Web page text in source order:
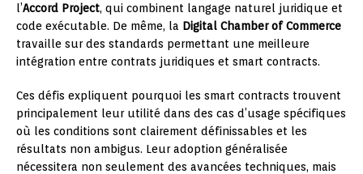
l’Accord Project, qui combinent langage naturel juridique et
code exécutable. De même, la Digital Chamber of Commerce
travaille sur des standards permettant une meilleure
intégration entre contrats juridiques et smart contracts.
Ces défis expliquent pourquoi les smart contracts trouvent
principalement leur utilité dans des cas d’usage spécifiques
où les conditions sont clairement définissables et les
résultats non ambigus. Leur adoption généralisée
nécessitera non seulement des avancées techniques, mais